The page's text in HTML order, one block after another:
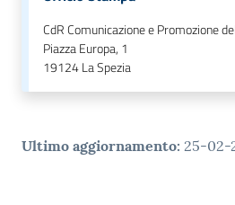
Tutti
argomenti...
CdR Comunicazione e Promozione
Piazza Europa, 1
19124La Spezia
Ultimo aggiornamento: 25-02-